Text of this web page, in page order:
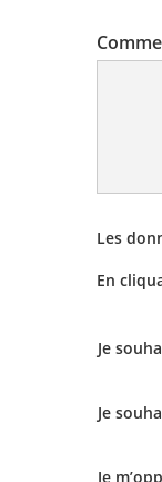
Les
En
Je
Je
Je